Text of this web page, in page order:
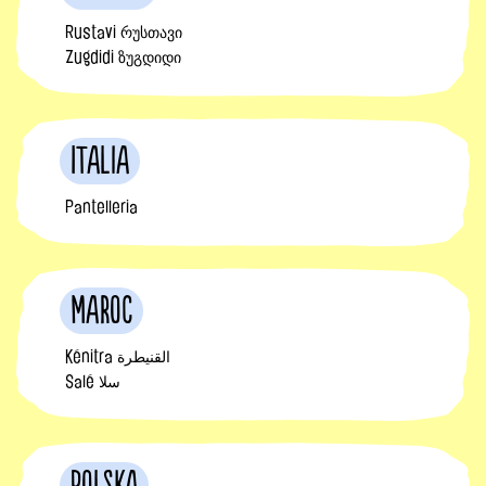
Rustavi რუსთავი
Zugdidi ზუგდიდი
Italia
Pantelleria
Maroc
Kénitra القنيطرة
Salé سلا